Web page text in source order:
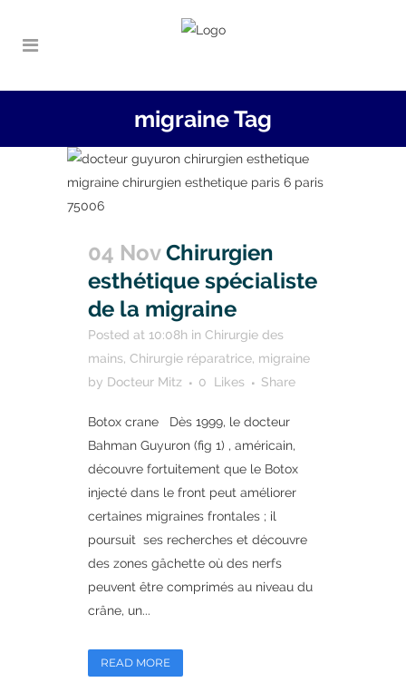
migraine Tag
04 Nov Chirurgien
esthétique spécialiste
de la migraine
Posted at 10:08h in Chirurgie des
mains, Chirurgie réparatrice, migraine
by Docteur Mitz 0 Likes Share
Botox crane Dès 1999, le docteur
Bahman Guyuron (fig 1) , américain,
découvre fortuitement que le Botox
injecté dans le front peut améliorer
certaines migraines frontales ; il
poursuit ses recherches et découvre
des zones gâchette où des nerfs
peuvent être comprimés au niveau du
crâne, un...
READ MORE